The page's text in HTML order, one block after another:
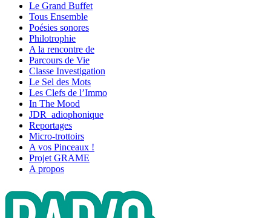
Le Grand Buffet
Tous Ensemble
Poésies sonores
Philotrophie
A la rencontre de
Parcours de Vie
Classe Investigation
Le Sel des Mots
Les Clefs de l’Immo
In The Mood
JDR_adiophonique
Reportages
Micro-trottoirs
A vos Pinceaux !
Projet GRAME
A propos